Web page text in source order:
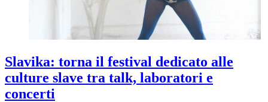
Slavika: torna il festival dedicato alle
culture slave tra talk, laboratori e
concerti